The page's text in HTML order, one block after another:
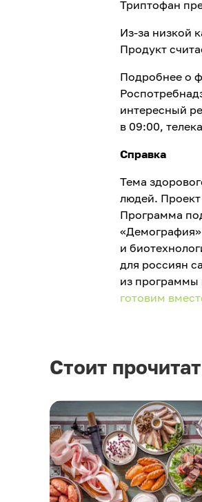
Триптофан
Из-за низкой
Продукт
Подробнее о
интересный
в 09:00,
Справка
Тема
людей. Проект
Программа
и
для россиян
из программы
готовим
Стоит